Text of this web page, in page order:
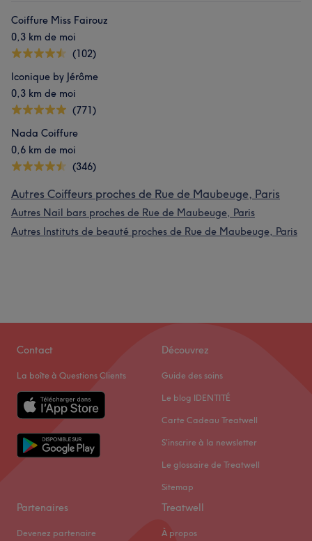
Coiffure Miss Fairouz
0,3 km de moi
(102)
Iconique by Jérôme
0,3 km de moi
(771)
Nada Coiffure
0,6 km de moi
(346)
Autres Coiffeurs proches de Rue de Maubeuge, Paris
Autres Nail bars proches de Rue de Maubeuge, Paris
Autres Instituts de beauté proches de Rue de Maubeuge, Paris
Contact
La boîte à Questions Clients
Découvrez
Guide des soins
Le blog IDENTITÉ
Carte Cadeau Treatwell
S'inscrire à la newsletter
Le glossaire de Treatwell
Sitemap
Partenaires
Devenez partenaire
Treatwell
À propos